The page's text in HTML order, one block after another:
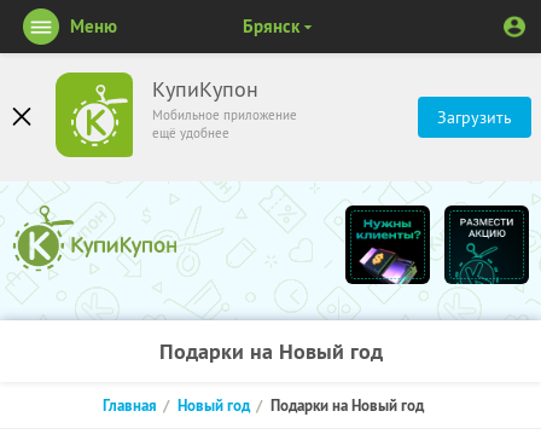
КупиКупон
Мобильное приложение
ещё удобнее
Загрузить
Меню Брянск
Подарки на Новый год
Главная Новый год Подарки на Новый год